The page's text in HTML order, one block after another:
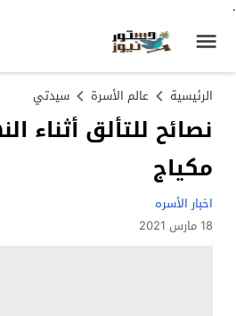
.
الرئيسية عالم الأسرة سيدتي
نصائح للتألق أثناء
مكياج
اخبار الأسره
18 مارس 2021